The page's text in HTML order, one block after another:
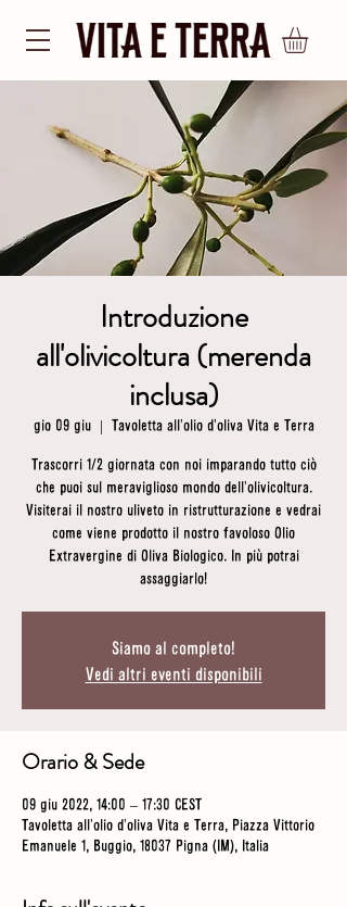
Introduzione
all'olivicoltura (merenda
inclusa)
gio 09 giu
  |
Tavoletta all'olio d'oliva Vita e Terra
Trascorri 1/2 giornata con noi imparando tutto ciò
che puoi sul meraviglioso mondo dell'olivicoltura.
Visiterai il nostro uliveto in ristrutturazione e vedrai
come viene prodotto il nostro favoloso Olio
Extravergine di Oliva Biologico. In più potrai
assaggiarlo!
Siamo al completo!
Vedi altri eventi disponibili
Orario & Sede
09 giu 2022, 14:00 – 17:30 CEST
Tavoletta all'olio d'oliva Vita e Terra, Piazza Vittorio
Emanuele 1, Buggio, 18037 Pigna (IM), Italia